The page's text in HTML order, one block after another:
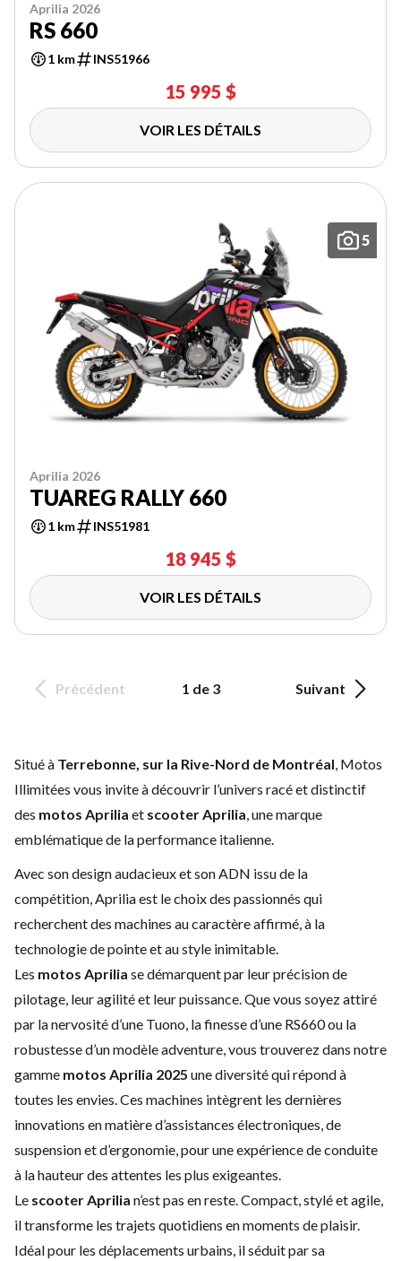
Aprilia 2026
RS 660
1 km INS51966
15 995 $
VOIR LES DÉTAILS
5
Aprilia 2026
TUAREG RALLY 660
1 km INS51981
18 945 $
VOIR LES DÉTAILS
Précédent 1 de 3 Suivant
Situé à Terrebonne, sur la Rive-Nord de Montréal , Motos
Illimitées vous invite à découvrir l’univers racé et distinctif
des motos Aprilia et scooter Aprilia , une marque
emblématique de la performance italienne.
Avec son design audacieux et son ADN issu de la
compétition, Aprilia est le choix des passionnés qui
recherchent des machines au caractère affirmé, à la
technologie de pointe et au style inimitable.
Les motos Aprilia se démarquent par leur précision de
pilotage, leur agilité et leur puissance. Que vous soyez attiré
par la nervosité d’une Tuono, la finesse d’une RS660 ou la
robustesse d’un modèle adventure, vous trouverez dans notre
gamme motos Aprilia 2025 une diversité qui répond à
toutes les envies. Ces machines intègrent les dernières
innovations en matière d’assistances électroniques, de
suspension et d’ergonomie, pour une expérience de conduite
à la hauteur des attentes les plus exigeantes.
Le scooter Aprilia n’est pas en reste. Compact, stylé et agile,
il transforme les trajets quotidiens en moments de plaisir.
Idéal pour les déplacements urbains, il séduit par sa